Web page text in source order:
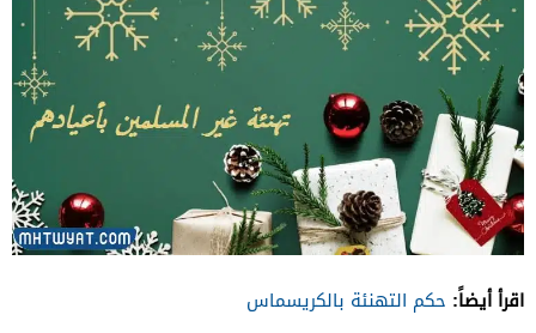
اقرأ أيضاً: حكم التهنئة بالكريسماس